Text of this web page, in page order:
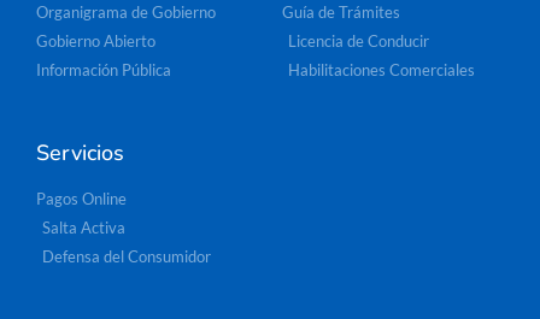
Organigrama de Gobierno
Gobierno Abierto
Información Pública
Guía de Trámites
Licencia de Conducir
Habilitaciones Comerciales
Servicios
Pagos Online
Salta Activa
Defensa del Consumidor